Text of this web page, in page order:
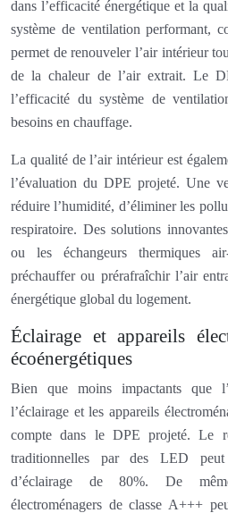
dans l’efficacité énergétique et la
système de ventilation performant,
permet de renouveler l’air intérieur
de la chaleur de l’air extrait. Le
l’efficacité du système de
besoins en chauffage.
La qualité de l’air intérieur est
l’évaluation du DPE projeté. Une
réduire l’humidité, d’éliminer les
respiratoire. Des solutions
ou les échangeurs thermiques
préchauffer ou prérafraîchir l’air
énergétique global du logement.
Éclairage et appareils
écoénergétiques
Bien que moins impactants que
l’éclairage et les appareils
compte dans le DPE projeté. Le
traditionnelles par des LED
d’éclairage de 80%. De
électroménagers de classe A+++